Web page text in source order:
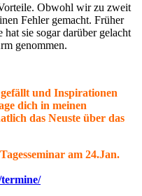
Obwohl wir zu zweit
Fehler gemacht. Früher
hat sie sogar darüber gelacht
genommen.
und Inspirationen
dich in meinen
das Neuste über das
am 24.Jan.